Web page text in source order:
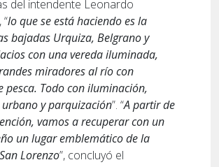
del intendente Leonardo
lo que se está haciendo es la
bajadas Urquiza, Belgrano y
con una vereda iluminada,
miradores al río con
pesca. Todo con iluminación,
y parquización”. “A partir de
vamos a recuperar con un
un lugar emblemático de la
Lorenzo”, concluyó el